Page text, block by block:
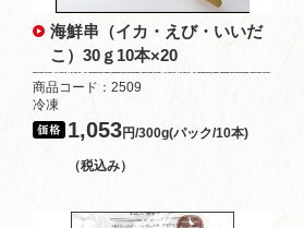
海鮮串（イカ・えび・いいだ
こ）30ｇ10本×20
商品コード：2509
冷凍
1,053円/300g(パック/10本)
（税込み）